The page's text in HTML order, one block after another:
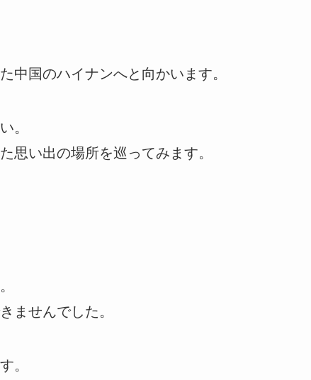
中国のハイナンへと向かいます。
。
思い出の場所を巡ってみます。
ませんでした。
。